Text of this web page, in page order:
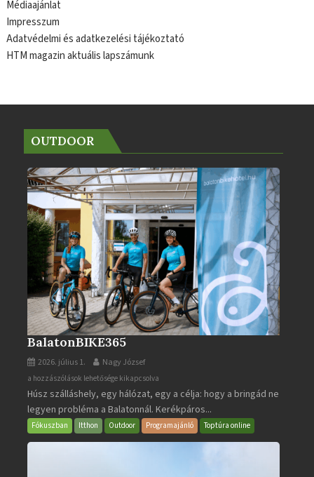
Médiaajánlat
Impresszum
Adatvédelmi és adatkezelési tájékoztató
HTM magazin aktuális lapszámunk
OUTDOOR
BalatonBIKE365
2026. július 1. Nagy József
BalatonBIKE365
bejegyzéshez
a hozzászólások lehetősége kikapcsolva
Húsz szálláshely, egy hálózat, egy a célja: hogy a bringád ne
legyen probléma a Balatonnál. Kerékpáros...
Fókuszban Itthon Outdoor Programajánló Toptúra online